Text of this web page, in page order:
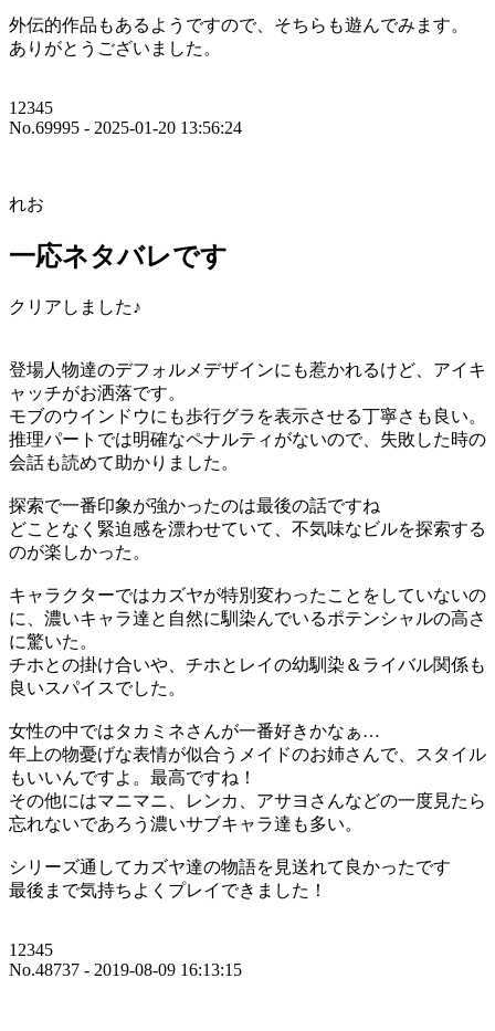
外伝的作品もあるようですので、そちらも遊んでみます。
ありがとうございました。
12345
No.69995 - 2025-01-20 13:56:24
れお
一応ネタバレです
クリアしました♪
登場人物達のデフォルメデザインにも惹かれるけど、アイキ
ャッチがお洒落です。
モブのウインドウにも歩行グラを表示させる丁寧さも良い。
推理パートでは明確なペナルティがないので、失敗した時の
会話も読めて助かりました。
探索で一番印象が強かったのは最後の話ですね
どことなく緊迫感を漂わせていて、不気味なビルを探索する
のが楽しかった。
キャラクターではカズヤが特別変わったことをしていないの
に、濃いキャラ達と自然に馴染んでいるポテンシャルの高さ
に驚いた。
チホとの掛け合いや、チホとレイの幼馴染＆ライバル関係も
良いスパイスでした。
女性の中ではタカミネさんが一番好きかなぁ…
年上の物憂げな表情が似合うメイドのお姉さんで、スタイル
もいいんですよ。最高ですね！
その他にはマニマニ、レンカ、アサヨさんなどの一度見たら
忘れないであろう濃いサブキャラ達も多い。
シリーズ通してカズヤ達の物語を見送れて良かったです
最後まで気持ちよくプレイできました！
12345
No.48737 - 2019-08-09 16:13:15